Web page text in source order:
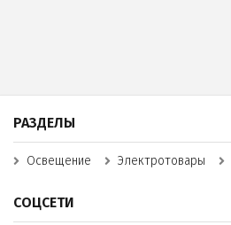
РАЗДЕЛЫ
Освещение Электротовары
СОЦСЕТИ